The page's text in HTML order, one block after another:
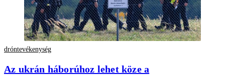
dróntevékenység
Az ukrán háborúhoz lehet köze a